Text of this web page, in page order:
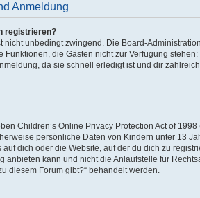
Anmeldung
registrieren?
nicht unbedingt zwingend. Die Board-
Funktionen, die Gästen nicht zur Verfügung
da sie schnell erledigt ist und dir
Children’s Online Privacy Protection Act of
persönliche Daten von Kindern unter 13
dich oder die Website, auf der du dich zu
anbieten kann und nicht die Anlaufstelle für
diesem Forum gibt?“ behandelt werden.